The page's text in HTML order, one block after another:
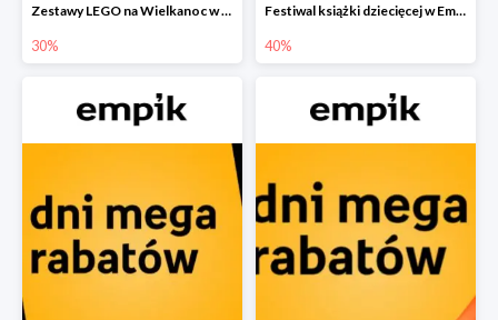
Zestawy LEGO na Wielkanoc w Empiku do -30%
30%
Festiwal książki dziecięcej w Empiku do -40%
40%